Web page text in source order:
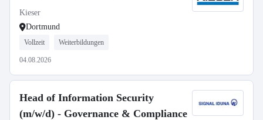
Kieser
Dortmund
Vollzeit Weiterbildungen
04.08.2026
Head of Information Security
(m/w/d) - Governance & Compliance